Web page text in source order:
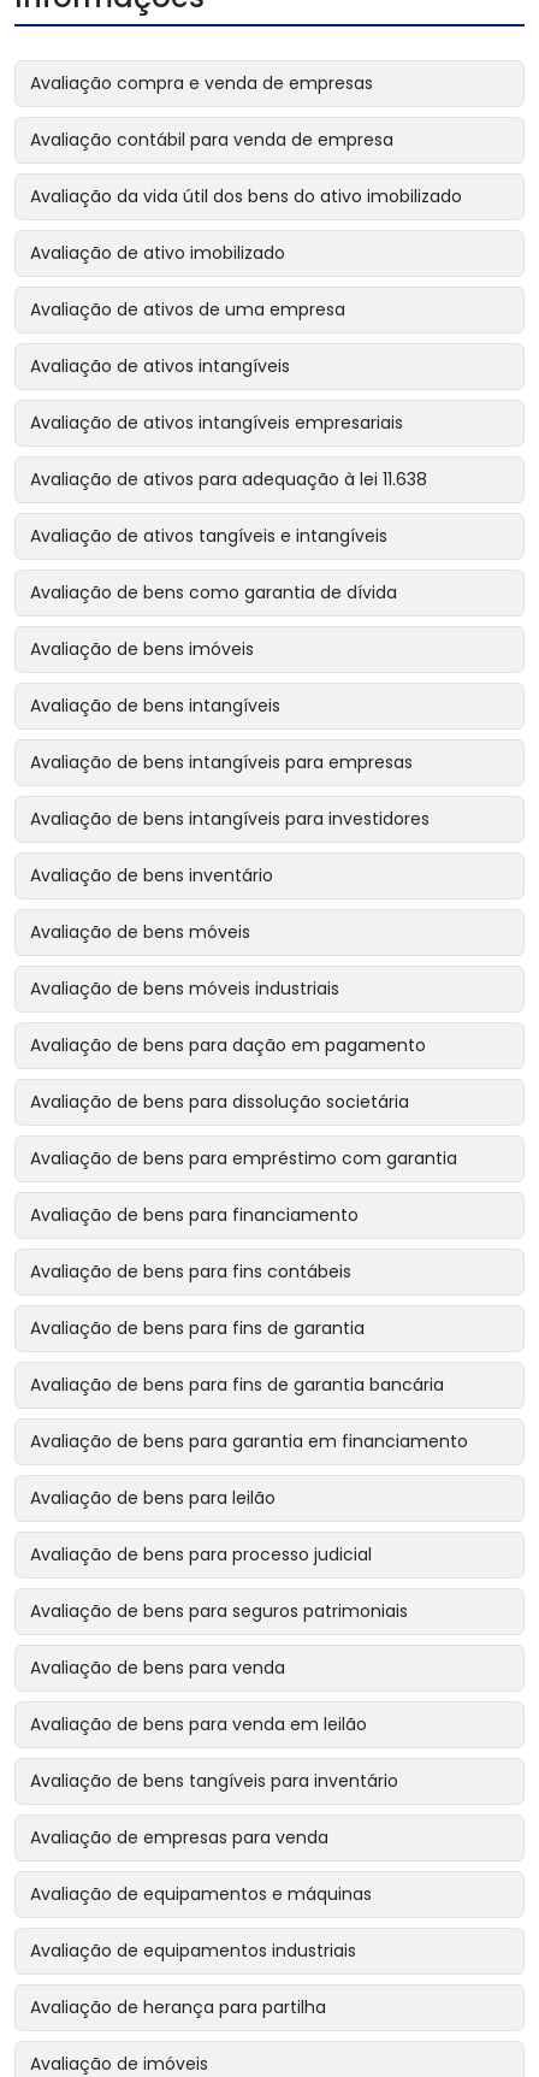
Avaliação compra e venda de empresas
Avaliação contábil para venda de empresa
Avaliação da vida útil dos bens do ativo imobilizado
Avaliação de ativo imobilizado
Avaliação de ativos de uma empresa
Avaliação de ativos intangíveis
Avaliação de ativos intangíveis empresariais
Avaliação de ativos para adequação à lei 11.638
Avaliação de ativos tangíveis e intangíveis
Avaliação de bens como garantia de dívida
Avaliação de bens imóveis
Avaliação de bens intangíveis
Avaliação de bens intangíveis para empresas
Avaliação de bens intangíveis para investidores
Avaliação de bens inventário
Avaliação de bens móveis
Avaliação de bens móveis industriais
Avaliação de bens para dação em pagamento
Avaliação de bens para dissolução societária
Avaliação de bens para empréstimo com garantia
Avaliação de bens para financiamento
Avaliação de bens para fins contábeis
Avaliação de bens para fins de garantia
Avaliação de bens para fins de garantia bancária
Avaliação de bens para garantia em financiamento
Avaliação de bens para leilão
Avaliação de bens para processo judicial
Avaliação de bens para seguros patrimoniais
Avaliação de bens para venda
Avaliação de bens para venda em leilão
Avaliação de bens tangíveis para inventário
Avaliação de empresas para venda
Avaliação de equipamentos e máquinas
Avaliação de equipamentos industriais
Avaliação de herança para partilha
Avaliação de imóveis